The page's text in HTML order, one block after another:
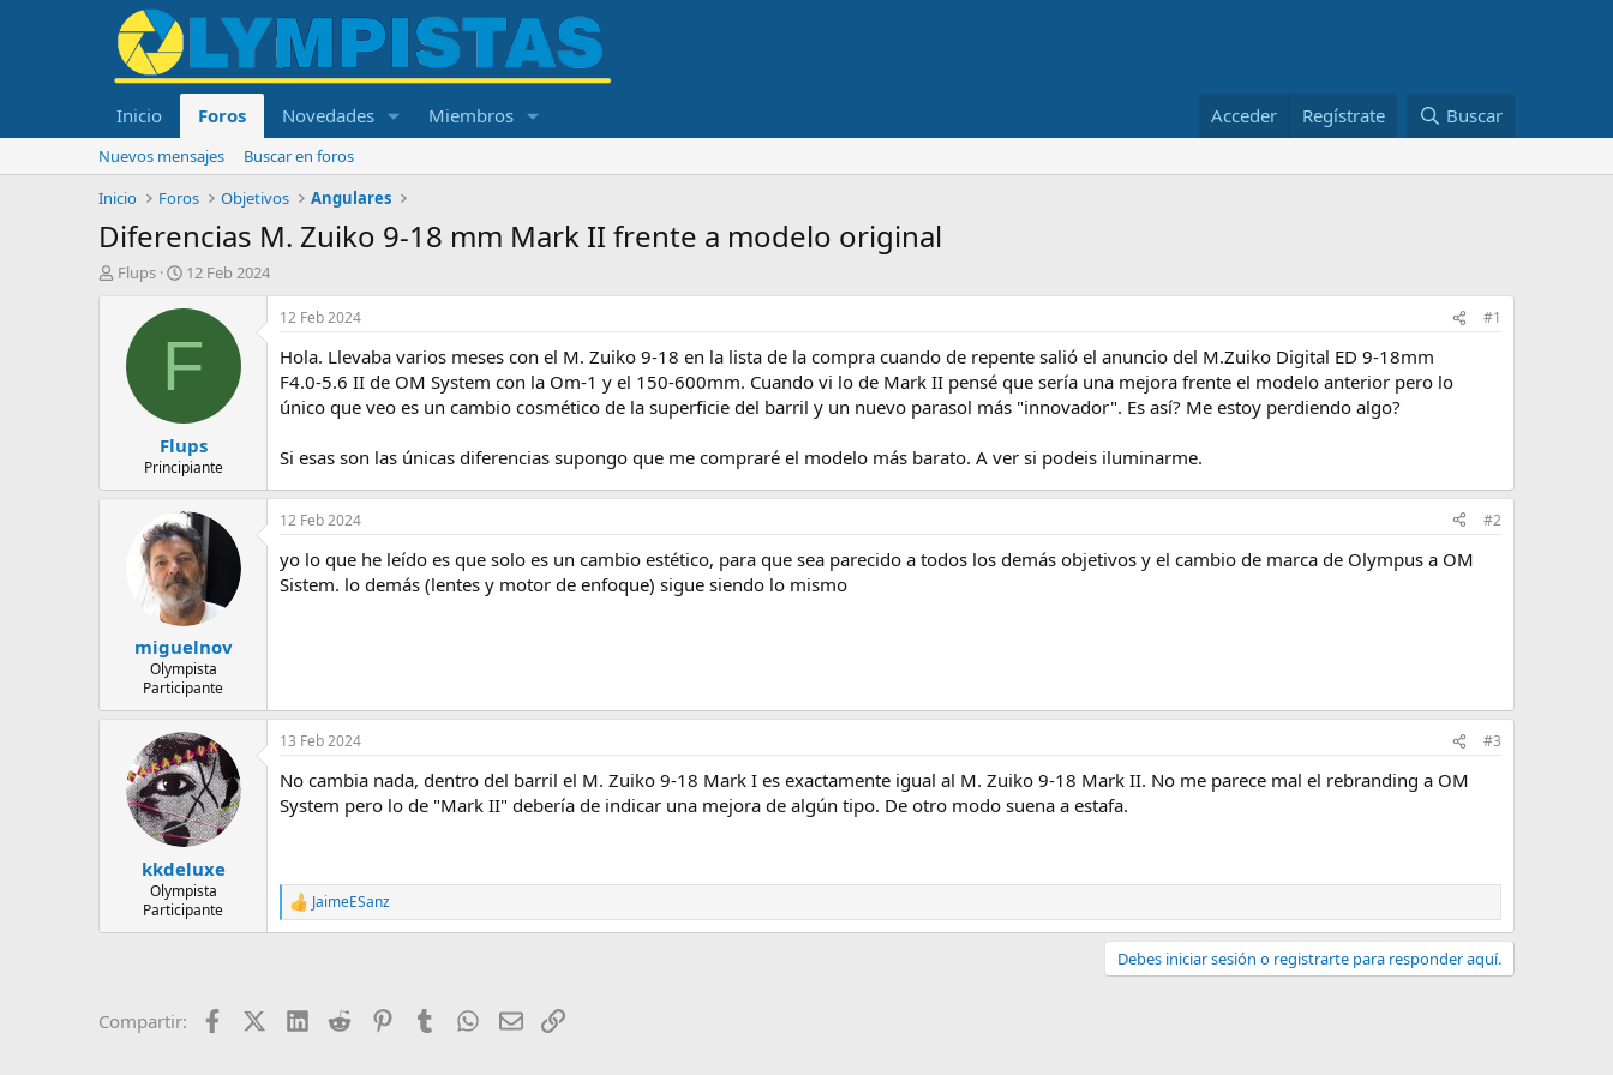
Inicio Foros Novedades Miembros Acceder Regístrate Buscar
Nuevos mensajes
Buscar en foros
Inicio
Foros Objetivos Angulares
Diferencias M. Zuiko 9-18 mm Mark II frente a modelo original
I
e
Flups
F
c
i
n
i
c
i
o
12 Feb 2024
F
Flups
Principiante
12 Feb 2024 #1
Hola. Llevaba varios meses con el M. Zuiko 9-18 en la lista de la compra cuando de repente salió el anuncio del M.Zuiko Digital ED 9‑18mm
F4.0‑5.6 II de OM System con la Om-1 y el 150-600mm. Cuando vi lo de Mark II pensé que sería una mejora frente el modelo anterior pero lo
único que veo es un cambio cosmético de la superficie del barril y un nuevo parasol más "innovador". Es así? Me estoy perdiendo algo?
Si esas son las únicas diferencias supongo que me compraré el modelo más barato. A ver si podeis iluminarme.
miguelnov
Olympista
Participante
12 Feb 2024 #2
yo lo que he leído es que solo es un cambio estético, para que sea parecido a todos los demás objetivos y el cambio de marca de Olympus a OM
Sistem. lo demás (lentes y motor de enfoque) sigue siendo lo mismo
kkdeluxe
Olympista
Participante
13 Feb 2024 #3
No cambia nada, dentro del barril el M. Zuiko 9-18 Mark I es exactamente igual al M. Zuiko 9-18 Mark II. No me parece mal el rebranding a OM
System pero lo de "Mark II" debería de indicar una mejora de algún tipo. De otro modo suena a estafa.
R
e
o
JaimeESanz
Debes iniciar sesión o registrarte para responder aquí.
Compartir: FacebookX (Twitter)
LinkedIn
Reddit PinterestTumblrWhatsApp
EmailEnlace